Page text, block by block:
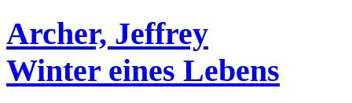
Archer, Jeffrey
Winter eines Lebens